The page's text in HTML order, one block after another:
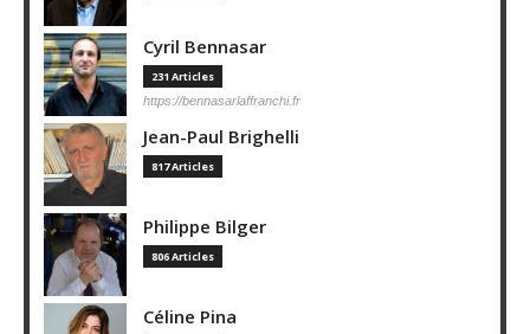
Cyril Bennasar
231 Articles
https://bennasarlaffranchi.fr
Jean-Paul Brighelli
817 Articles
Philippe Bilger
806 Articles
Céline Pina